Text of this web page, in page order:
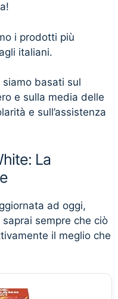
i prodotti più
italiani.
basati sul
e sulla media delle
e sull’assistenza
La
ad oggi,
sempre che ciò
il meglio che